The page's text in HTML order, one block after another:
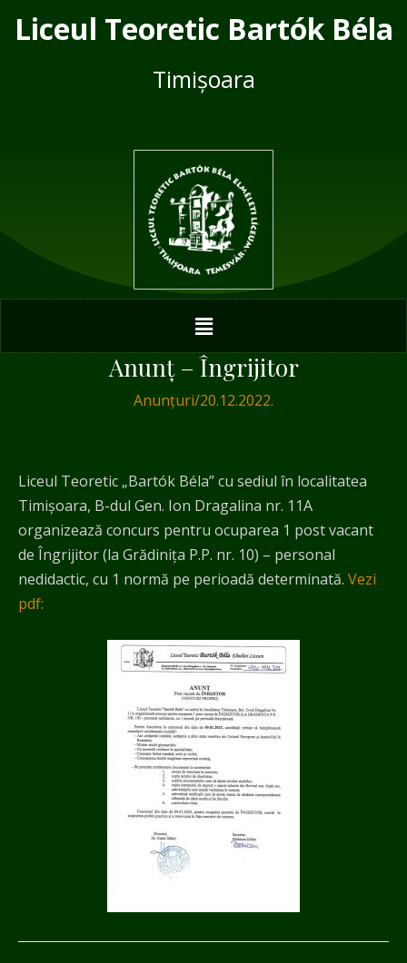
Liceul Teoretic Bartók Béla
Timișoara
Menu
Anunț – Îngrijitor
Anunțuri/20.12.2022.
Liceul Teoretic „Bartók Béla” cu sediul în localitatea
Timișoara, B-dul Gen. Ion Dragalina nr. 11A
organizează concurs pentru ocuparea 1 post vacant
de Îngrijitor (la Grădinița P.P. nr. 10) – personal
nedidactic, cu 1 normă pe perioadă determinată. Vezi
pdf:
navigation